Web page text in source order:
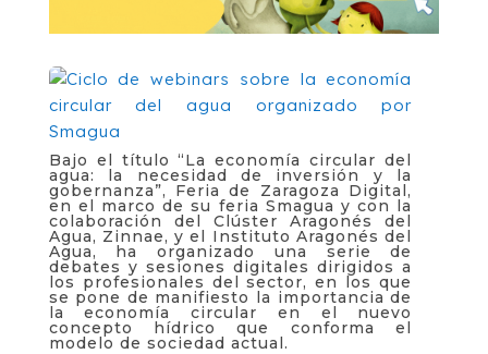
Bajo el título “La economía circular del
agua: la necesidad de inversión y la
gobernanza”, Feria de Zaragoza Digital,
en el marco de su feria Smagua y con la
colaboración del Clúster Aragonés del
Agua, Zinnae, y el Instituto Aragonés del
Agua, ha organizado una serie de
debates y sesiones digitales dirigidos a
los profesionales del sector, en los que
se pone de manifiesto la importancia de
la economía circular en el nuevo
concepto hídrico que conforma el
modelo de sociedad actual.